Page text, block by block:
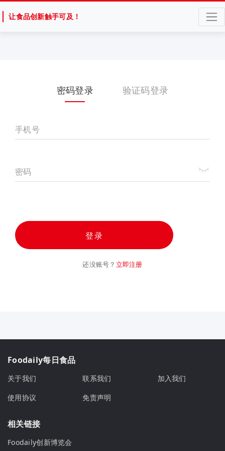
让食品创新触手可及！
密码登录 验证码登录
手机号
密码
登录
还没账号？ 立即注册
Foodaily每日食品
关于我们 联系我们
加入我们
使用协议
免责声明
相关链接
Foodaily创新博览会